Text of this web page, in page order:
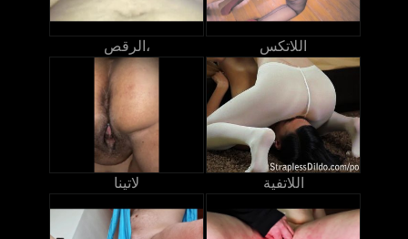
الرقص، اللاتكس
لاتينا اللاتفية